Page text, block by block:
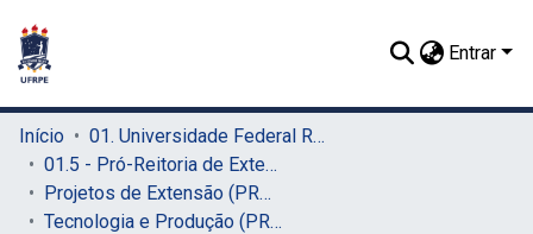
Entrar
Início
01. Universidade Federal Rural de Pernambuco - UFRPE (Sede)
01.5 - Pró-Reitoria de Extensão, Cultura e Cidadania (PROExC)
Projetos de Extensão (PROExC)
Tecnologia e Produção (PROExC)